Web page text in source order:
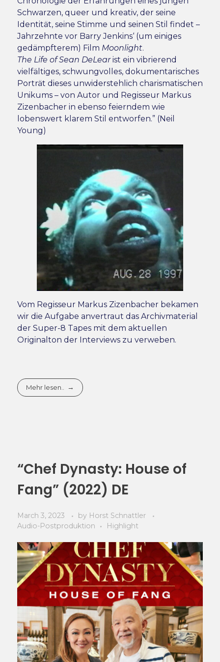
Schwarzen, queer und kreativ, der seine
Identität, seine Stimme und seinen Stil findet –
Jahrzehnte vor Barry Jenkins‘ (um einiges
gedämpfterem) Film Moonlight.
The Life of Sean DeLearist ein vibrierend
vielfältiges, schwungvolles, dokumentarisches
Porträt dieses unwiderstehlich charismatischen
Unikums – von Autor und Regisseur Markus
Zizenbacher in ebenso feierndem wie
lobenswert klarem Stil entworfen.” (Neil
Young)
Vom Regisseur Markus Zizenbacher bekamen
wir die Aufgabe anvertraut das Archivmaterial
der Super-8 Tapes mit dem aktuellen
Originalton der Interviews zu verweben.
Mehr lesen..
“Chef Dynasty: House of
Fang” (2022) DE
March 3, 2023 by Horst Schnattler
Audio-Postproduktion
Highlight